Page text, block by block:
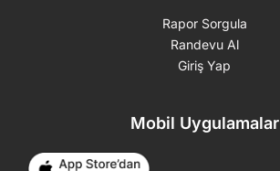
Rapor Sorgula
Randevu Al
Giriş Yap
Mobil Uygulamalar